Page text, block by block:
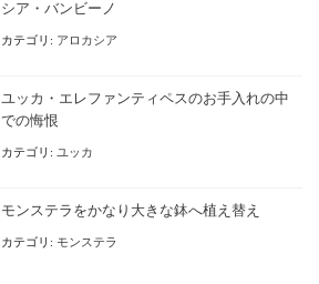
シア・バンビーノ
カテゴリ: アロカシア
ユッカ・エレファンティペスのお手入れの中
での悔恨
カテゴリ: ユッカ
モンステラをかなり大きな鉢へ植え替え
カテゴリ: モンステラ